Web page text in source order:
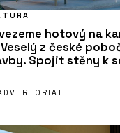
hotový na
z české
Spojit stěny k